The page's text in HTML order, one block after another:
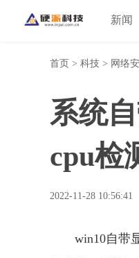
新闻
首页 > 科技 > 网络
系统
cpu检
2022-11-28 10:56:41
win10自带